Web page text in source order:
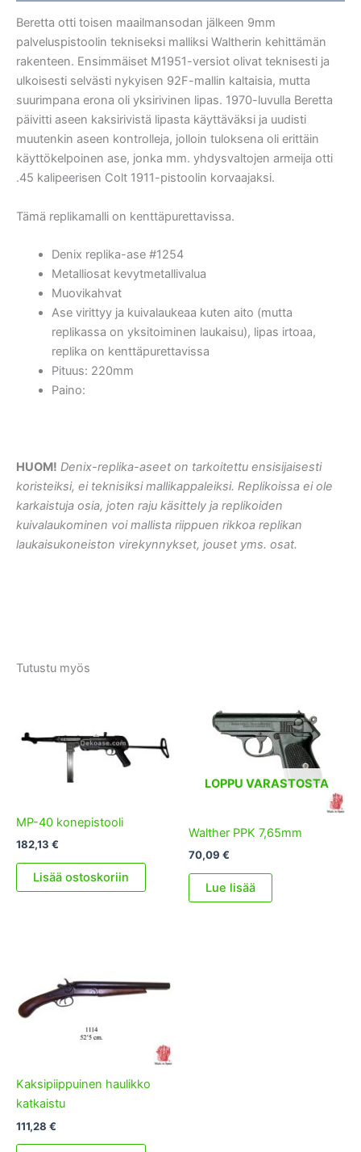
Beretta otti toisen maailmansodan jälkeen 9mm
palveluspistoolin tekniseksi malliksi Waltherin kehittämän
rakenteen. Ensimmäiset M1951-versiot olivat teknisesti ja
ulkoisesti selvästi nykyisen 92F-mallin kaltaisia, mutta
suurimpana erona oli yksirivinen lipas. 1970-luvulla Beretta
päivitti aseen kaksirivistä lipasta käyttäväksi ja uudisti
muutenkin aseen kontrolleja, jolloin tuloksena oli erittäin
käyttökelpoinen ase, jonka mm. yhdysvaltojen armeija otti
.45 kalipeerisen Colt 1911-pistoolin korvaajaksi.
Tämä replikamalli on kenttäpurettavissa.
Denix replika-ase #1254
Metalliosat kevytmetallivalua
Muovikahvat
Ase virittyy ja kuivalaukeaa kuten aito (mutta
replikassa on yksitoiminen laukaisu), lipas irtoaa,
replika on kenttäpurettavissa
Pituus: 220mm
Paino:
HUOM! Denix-replika-aseet on tarkoitettu ensisijaisesti
koristeiksi, ei teknisiksi mallikappaleiksi. Replikoissa ei ole
karkaistuja osia, joten raju käsittely ja replikoiden
kuivalaukominen voi mallista riippuen rikkoa replikan
laukaisukoneiston virekynnykset, jouset yms. osat.
Tutustu myös
MP-40 konepistooli
182,13 €
Lisää ostoskoriin
LOPPU VARASTOSTA
Walther PPK 7,65mm
70,09 €
Lue lisää
Kaksipiippuinen haulikko
katkaistu
111,28 €